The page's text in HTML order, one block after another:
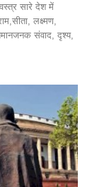
सारे देश में
लक्ष्मण,
संवाद, दृश्‍य,